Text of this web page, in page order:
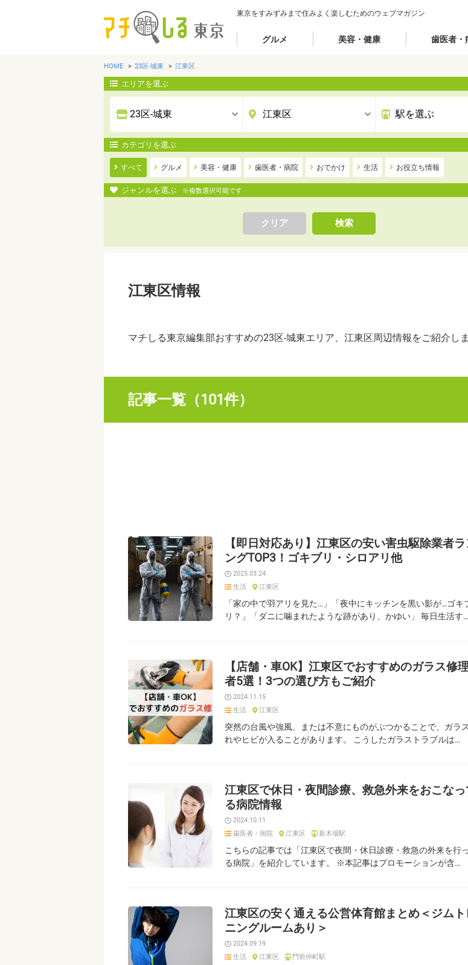
東京をすみずみまで住みよく楽しむためのウェブマガジン
グルメ 美容・健康 歯医者・
HOME 23区-城東 江東区
エリアを選ぶ
カテゴリを選ぶ
すべて グルメ 美容・健康 歯医者・病院 おでかけ 生活 お役立ち情報
ジャンルを選ぶ ※複数選択可能です
クリア 検索
江東区情報
マチしる東京編集部おすすめの23区-城東エリア、江東区周辺情報をご紹介し
記事一覧（101件）
【即日対応あり】江東区の安い害虫駆除業者
ングTOP3！ゴキブリ・シロアリ他
2025.03.24
生活
江東区
「家の中で羽アリを見た…」「夜中にキッチンを黒い影が…ゴキ
リ？」「ダニに噛まれたような跡があり、かゆい」 毎日生活す…
【店舗・車OK】江東区でおすすめのガラス修
者5選！3つの選び方もご紹介
2024.11.15
生活
江東区
突然の台風や強風、または不意にものがぶつかることで、ガラ
れやヒビが入ることがあります。 こうしたガラストラブルは…
江東区で休日・夜間診療、救急外来をおこな
る病院情報
2024.10.11
歯医者・病院
江東区 新木場駅
こちらの記事では「江東区で夜間・休日診療・救急の外来を行
る病院」を紹介しています。 ※本記事はプロモーションが含…
江東区の安く通える公営体育館まとめ＜ジムト
ニングルームあり＞
2024.09.19
生活
江東区 門前仲町駅